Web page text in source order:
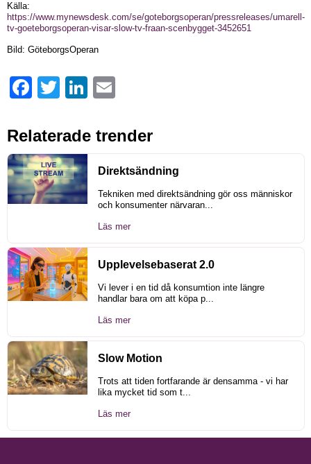
Källa:
https://www.mynewsdesk.com/se/goteborgsoperan/pressreleases/umarell-
tv-goeteborgsoperan-visar-slow-tv-fraan-scenbygget-3452651
Bild: GöteborgsOperan
FacebookTwitter LinkedIn
Relaterade trender
Direktsändning
Tekniken med direktsändning gör oss människor
och konsumenter närvaran...
Läs mer
Upplevelsebaserat 2.0
Vi lever i en tid då konsumtion inte längre
handlar bara om att köpa p...
Läs mer
Slow Motion
Trots att tiden fortfarande är densamma - vi har
lika mycket tid som t...
Läs mer